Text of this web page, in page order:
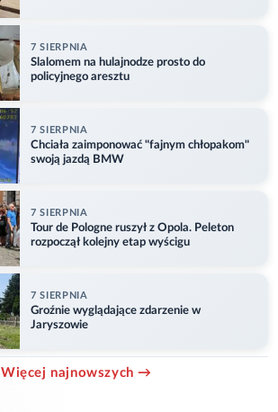
7 SIERPNIA
Slalomem na hulajnodze prosto do
policyjnego aresztu
7 SIERPNIA
Chciała zaimponować "fajnym chłopakom"
swoją jazdą BMW
7 SIERPNIA
Tour de Pologne ruszył z Opola. Peleton
rozpoczął kolejny etap wyścigu
7 SIERPNIA
Groźnie wyglądające zdarzenie w
Jaryszowie
Więcej najnowszych →